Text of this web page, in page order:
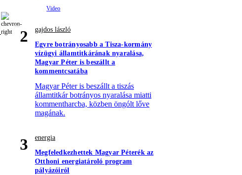
2
gajdos lászló
Egyre botrányosabb a Tisza-kormány
vízügyi államtitkárának nyaralása,
Magyar Péter is beszállt a
kommentcsatába
Magyar Péter is beszállt a tiszás
államtitkár botrányos nyaralása miatti
kommentharcba, közben öngólt lőve
magának.
3
energia
Megfeledkezhettek Magyar Péterék az
Otthoni energiatároló program
pályázóiról